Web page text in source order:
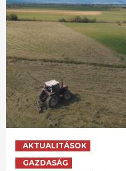
AKTUALITÁSOK
GAZDASÁG